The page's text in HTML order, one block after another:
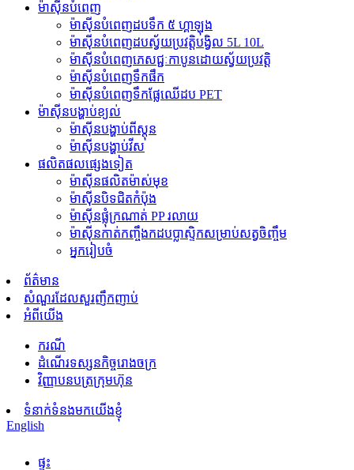
ម៉ាស៊ីនបំពេញ
ម៉ាស៊ីនបំពេញដបទឹក ៥ ហ្គាឡុង
ម៉ាស៊ីនបំពេញដបស្វ័យប្រវត្តិបង្វិល 5L 10L
ម៉ាស៊ីនបំពេញភេសជ្ជៈកាបូនដោយស្វ័យប្រវត្តិ
ម៉ាស៊ីនបំពេញទឹកផឹក
ម៉ាស៊ីនបំពេញទឹកផ្លែឈើដប PET
ម៉ាស៊ីនបង្ហាប់ខ្យល់
ម៉ាស៊ីនបង្ហាប់ពីស្តុន
ម៉ាស៊ីនបង្ហាប់វីស
ផលិតផលផ្សេងទៀត
ម៉ាស៊ីនផលិតម៉ាស់មុខ
ម៉ាស៊ីនបិទជិតកំប៉ុង
ម៉ាស៊ីន​ផ្លុំ​ក្រណាត់ PP រលាយ
ម៉ាស៊ីនកាត់កញ្ចឹងកដបប្លាស្ទិកសម្រាប់សត្វចិញ្ចឹម
អ្នករៀបចំ
ព័ត៌មាន
សំណួរដែលសួរញឹកញាប់
អំពីយើង
ករណី
ដំណើរទស្សនកិច្ចរោងចក្រ
វិញ្ញាបនបត្រក្រុមហ៊ុន
ទំនាក់ទំនងមកយើងខ្ញុំ
English
ផ្ទះ